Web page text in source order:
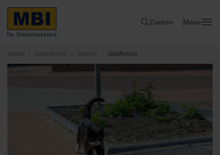
Zoeken Menu
Home / Assortiment / Stenen / GeoRetron